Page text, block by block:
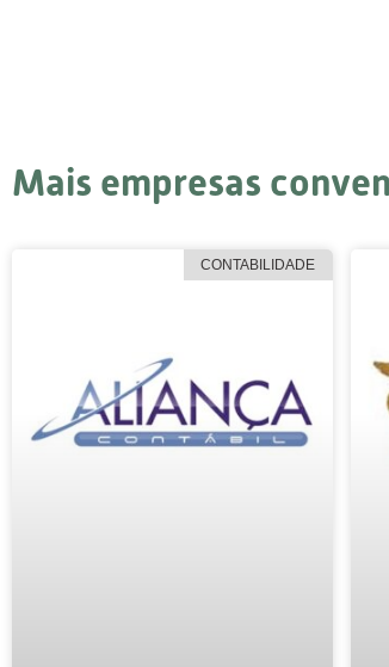
Mais empresas
CONTABILIDADE